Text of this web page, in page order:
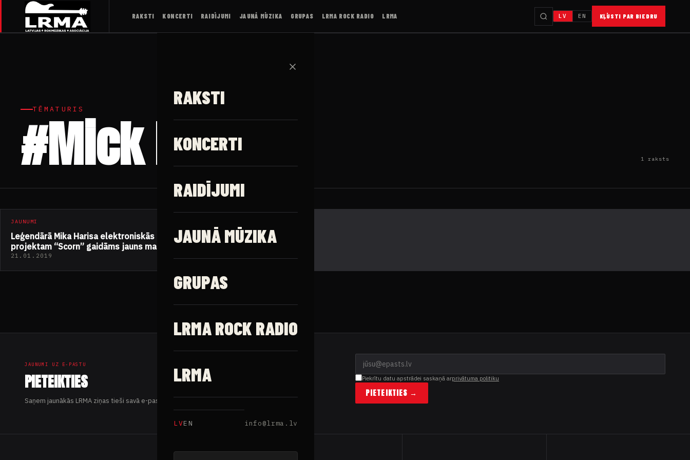
RAKSTI KONCERTI RAIDĪJUMI JAUNĀ MŪZIKA GRUPAS LRMA ROCK RADIO LRMA LV EN KĻŪSTI PAR BIEDRU
✕
RAKSTI
KONCERTI
RAIDĪJUMI
JAUNĀ MŪZIKA
GRUPAS
LRMA ROCK RADIO
LRMA
LVEN info@lrma.lv
TĒMATURIS
#Mick Harris 1 raksts
JAUNUMI
Leģendārā Mika Harisa elektroniskās mūzikas
projektam “Scorn” gaidāms jauns materiāls
21.01.2019
JAUNUMI UZ E-PASTU
PIETEIKTIES
Saņem jaunākās LRMA ziņas tieši savā e-pastā.
Piekrītu datu apstrādei saskaņā arprivātuma politiku
PIETEIKTIES →